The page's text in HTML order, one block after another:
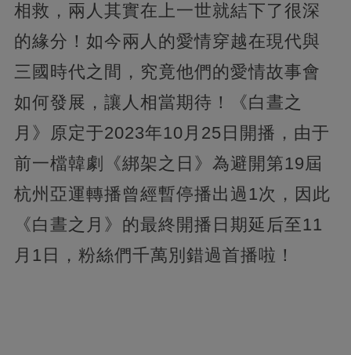
相救，兩人其實在上一世就結下了很深
的緣分！如今兩人的愛情穿越在現代與
三國時代之間，究竟他們的愛情故事會
如何發展，讓人相當期待！《白晝之
月》原定于2023年10月25日開播，由于
前一檔韓劇《綁架之日》為避開第19屆
杭州亞運轉播曾經暫停播出過1次，因此
《白晝之月》的最終開播日期延后至11
月1日，粉絲們千萬別錯過首播啦！